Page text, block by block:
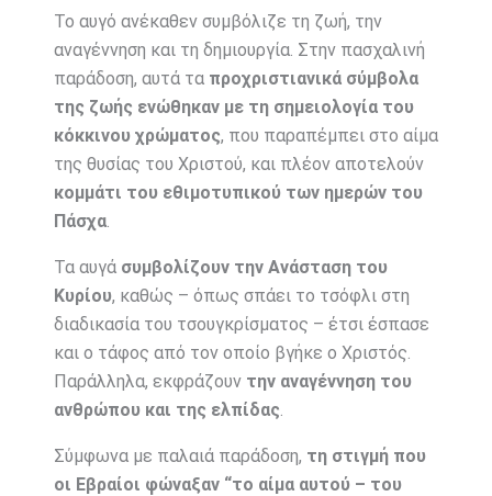
Το αυγό ανέκαθεν συμβόλιζε τη ζωή, την
αναγέννηση και τη δημιουργία. Στην πασχαλινή
παράδοση, αυτά τα προχριστιανικά σύμβολα
της ζωής ενώθηκαν με τη σημειολογία του
κόκκινου χρώματος, που παραπέμπει στο αίμα
της θυσίας του Χριστού, και πλέον αποτελούν
κομμάτι του εθιμοτυπικού των ημερών του
Πάσχα.
Τα αυγά συμβολίζουν την Ανάσταση του
Κυρίου, καθώς – όπως σπάει το τσόφλι στη
διαδικασία του τσουγκρίσματος – έτσι έσπασε
και ο τάφος από τον οποίο βγήκε ο Χριστός.
Παράλληλα, εκφράζουν την αναγέννηση του
ανθρώπου και της ελπίδας
Σύμφωνα με παλαιά παράδοση, τη στιγμή που
οι Εβραίοι φώναξαν “το αίμα αυτού – του